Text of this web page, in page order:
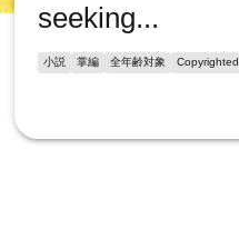
seeking...
小説 掌編 全年齢対象 Copyrighted